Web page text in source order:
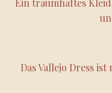
Ein traumhaftes
Das Vallejo Dress